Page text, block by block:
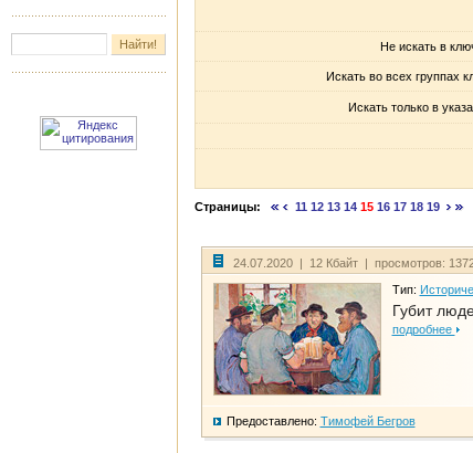
Не искать в
Искать во всех группах
Искать только в
Страницы: 11 12 13 14 15 16 17 18 19
24.07.2020 | 12 Кбайт | просмотров:
Тип:
Губит
подробнее
Предоставлено: Тимофей Бегров